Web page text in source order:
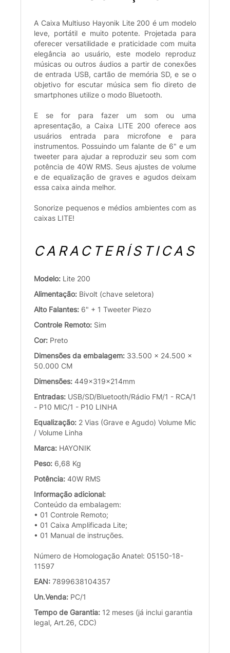
A Caixa Multiuso Hayonik Lite 200 é um modelo
leve, portátil e muito potente. Projetada para
oferecer versatilidade e praticidade com muita
elegância ao usuário, este modelo reproduz
músicas ou outros áudios a partir de conexões
de entrada USB, cartão de memória SD, e se o
objetivo for escutar música sem fio direto de
smartphones utilize o modo Bluetooth.
E se for para fazer um som ou uma
apresentação, a Caixa LITE 200 oferece aos
usuários entrada para microfone e para
instrumentos. Possuindo um falante de 6" e um
tweeter para ajudar a reproduzir seu som com
potência de 40W RMS. Seus ajustes de volume
e de equalização de graves e agudos deixam
essa caixa ainda melhor.
Sonorize pequenos e médios ambientes com as
caixas LITE!
CARACTERÍSTICAS
Modelo: Lite 200
Alimentação: Bivolt (chave seletora)
Alto Falantes: 6" + 1 Tweeter Piezo
Controle Remoto: Sim
Cor: Preto
Dimensões da embalagem: 33.500 x 24.500 x
50.000 CM
Dimensões: 449x319x214mm
Entradas: USB/SD/Bluetooth/Rádio FM/1 - RCA/1
- P10 MIC/1 - P10 LINHA
Equalização: 2 Vias (Grave e Agudo) Volume Mic
/ Volume Linha
Marca: HAYONIK
Peso: 6,68 Kg
Potência: 40W RMS
Informação adicional:
Conteúdo da embalagem:
• 01 Controle Remoto;
• 01 Caixa Amplificada Lite;
• 01 Manual de instruções.
Número de Homologação Anatel: 05150-18-
11597
EAN: 7899638104357
Un.Venda: PC/1
Tempo de Garantia: 12 meses (já inclui garantia
legal, Art.26, CDC)